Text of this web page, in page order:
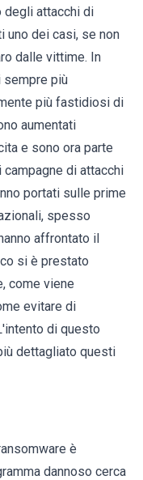
degli attacchi di
uno dei casi, se non
dalle vittime. In
più
più fastidiosi di
aumentati
e sono ora parte
di attacchi
portati sulle prime
spesso
affrontato il
si è prestato
come viene
evitare di
di questo
dettagliato questi
è
dannoso cerca